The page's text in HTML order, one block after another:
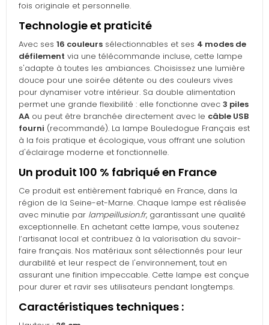
fois originale et personnelle.
Technologie et praticité
Avec ses 16 couleurs sélectionnables et ses 4 modes de
défilement via une télécommande incluse, cette lampe
s'adapte à toutes les ambiances. Choisissez une lumière
douce pour une soirée détente ou des couleurs vives
pour dynamiser votre intérieur. Sa double alimentation
permet une grande flexibilité : elle fonctionne avec 3 piles
AA ou peut être branchée directement avec le câble USB
fourni (recommandé). La lampe Bouledogue Français est
à la fois pratique et écologique, vous offrant une solution
d'éclairage moderne et fonctionnelle.
Un produit 100 % fabriqué en France
Ce produit est entièrement fabriqué en France, dans la
région de la Seine-et-Marne. Chaque lampe est réalisée
avec minutie par lampeillusion.fr, garantissant une qualité
exceptionnelle. En achetant cette lampe, vous soutenez
l’artisanat local et contribuez à la valorisation du savoir-
faire français. Nos matériaux sont sélectionnés pour leur
durabilité et leur respect de l'environnement, tout en
assurant une finition impeccable. Cette lampe est conçue
pour durer et ravir ses utilisateurs pendant longtemps.
Caractéristiques techniques :